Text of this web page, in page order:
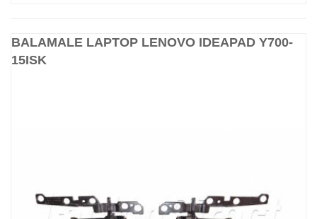
BALAMALE LAPTOP LENOVO IDEAPAD Y700-
15ISK